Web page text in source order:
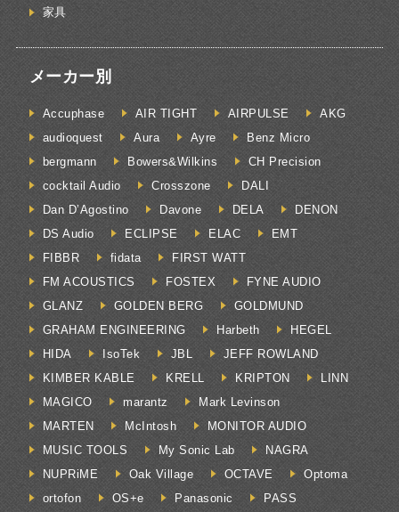
家具
メーカー別
Accuphase AIR TIGHT AIRPULSE
AKG
audioquest
Aura Ayre
Benz Micro
bergmann
Bowers&Wilkins
CH Precision
cocktail Audio
Crosszone
DALI
Dan D’Agostino
Davone DELA
DENON
DS Audio
ECLIPSE ELAC
EMT
FIBBR
fidata
FIRST WATT
FM ACOUSTICS
FOSTEX
FYNE AUDIO
GLANZ
GOLDEN BERG
GOLDMUND
GRAHAM ENGINEERING
Harbeth
HEGEL
HIDA
IsoTek JBL
JEFF ROWLAND
KIMBER KABLE
KRELL KRIPTON
LINN
MAGICO
marantz
Mark Levinson
MARTEN
McIntosh
MONITOR AUDIO
MUSIC TOOLS
My Sonic Lab
NAGRA
NUPRiME
Oak Village OCTAVE
Optoma
ortofon
OS+e Panasonic PASS